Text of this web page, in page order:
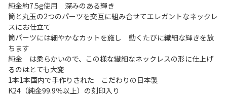
純金約7.5g使用 深みのある輝き
筒と丸玉の2つのパーツを交互に組み合せてエレガントなネックレ
スにお仕立て
筒パーツには細やかなカットを施し 動くたびに繊細な輝きを放
ちます
純金 は柔らかいので、この様な繊細なネックレスの形に仕上げ
るのはとても大変
1本1本国内で手作りされた こだわりの日本製
K24（純金99.9％以上）の刻印入り